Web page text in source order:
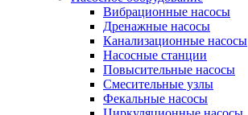
Вибрационные насосы
Дренажные насосы
Канализационные насосы
Насосные станции
Повысительные насосы
Смесительные узлы
Фекальные насосы